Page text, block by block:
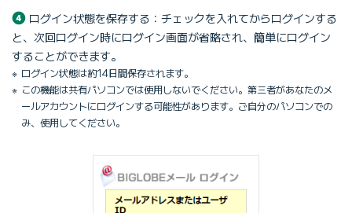
ログイン状態を保存する：チェックを入れてからログインする
と、次回ログイン時にログイン画面が省略され、簡単にログイン
することができます。
ログイン状態は約14日間保存されます。
この機能は共有パソコンでは使用しないでください。第三者があなたのメ
ールアカウントにログインする可能性があります。ご自分のパソコンでの
み、使用してください。